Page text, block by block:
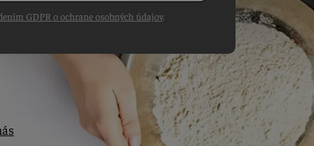
GDPR o ochrane osobných údajov.